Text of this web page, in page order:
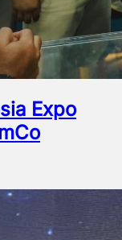
Expo